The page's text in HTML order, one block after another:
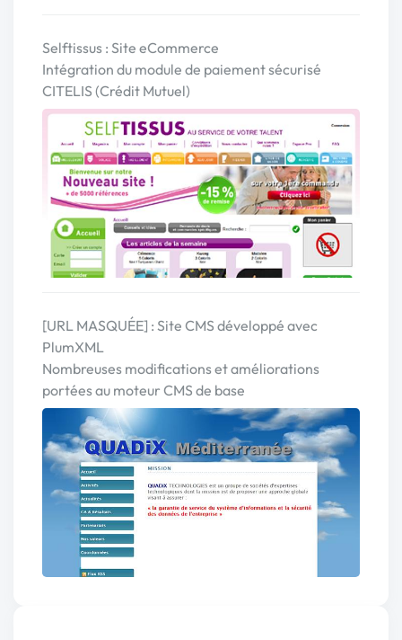
Selftissus : Site eCommerce
Intégration du module de paiement sécurisé
CITELIS (Crédit Mutuel)
[URL MASQUÉE] : Site CMS développé avec
PlumXML
Nombreuses modifications et améliorations
portées au moteur CMS de base